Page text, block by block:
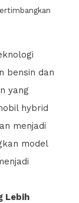
bensin dan
yang
hybrid
menjadi
model
Lebih